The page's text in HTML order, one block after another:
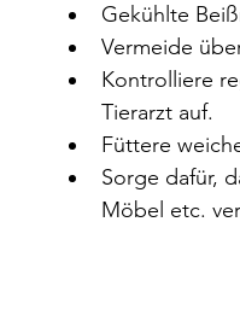
Gekühlte
Vermeide
Kontrolliere
Tierarzt auf.
Füttere
Sorge dafür,
Möbel etc.